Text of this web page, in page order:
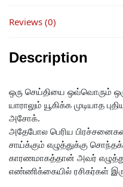
Reviews (0)
Description
ஒரு செய்தியை ஒவ்வொரும்
யாராலும் யூகிக்க முடியாத
அசோக்.
அதேபோல பெரிய
சாய்க்கும் எழுத்துக்கு
காரணமாகத்தான் அவர்
எண்ணிக்கையில் ரசிகர்கள்